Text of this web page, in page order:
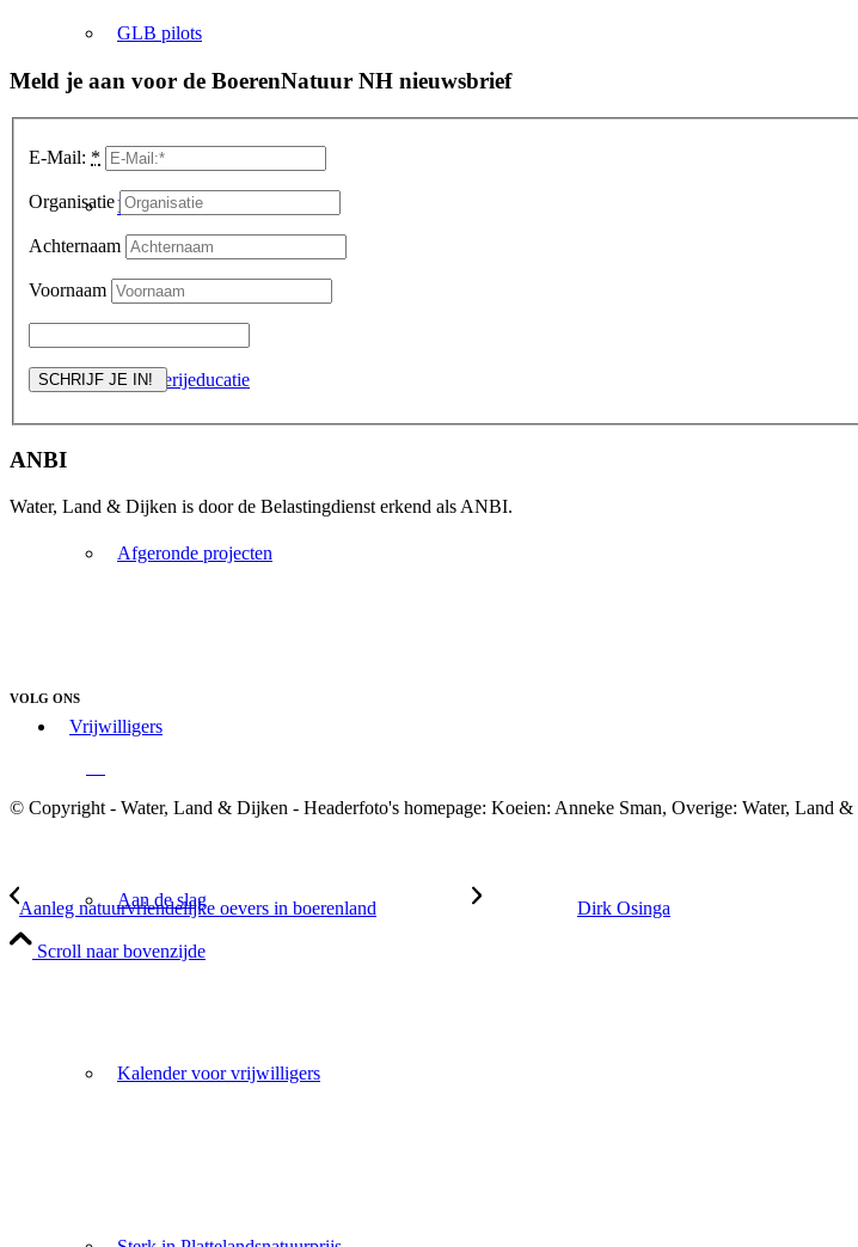
GLB pilots
Natuurbeheer
Boerderijeducatie
Afgeronde projecten
Vrijwilligers
Aan de slag
Kalender voor vrijwilligers
Meld je aan voor de BoerenNatuur NH nieuwsbrief
E-Mail: *
Organisatie
Achternaam
Voornaam
ANBI
Water, Land & Dijken is door de Belastingdienst erkend als ANBI.
VOLG ONS
© Copyright - Water, Land & Dijken - Headerfoto's homepage: Koeien: Anneke Sman, Overige: Water, Land
Aanleg natuurvriendelijke oevers in boerenland Dirk Osinga
Scroll naar bovenzijde